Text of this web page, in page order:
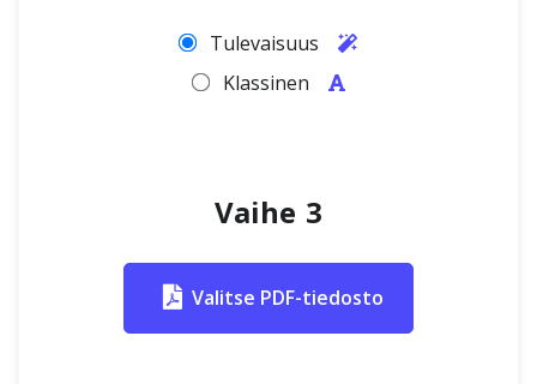
Tulevaisuus
Klassinen
Vaihe 3
Valitse PDF-tiedosto